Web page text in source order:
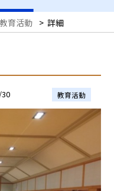
教育活動 > 詳細
教育活動